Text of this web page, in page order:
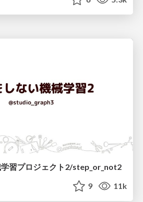
習プロジェクト2/step_or_not2
9 11k